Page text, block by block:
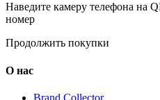
Наведите камеру телефона на
номер
Продолжить покупки
О нас
Brand Collector